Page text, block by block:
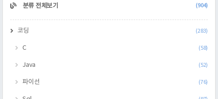
CATEGORY
분류 전체보기 (904)
코딩 (283)
C (58)
Java (52)
파이선 (76)